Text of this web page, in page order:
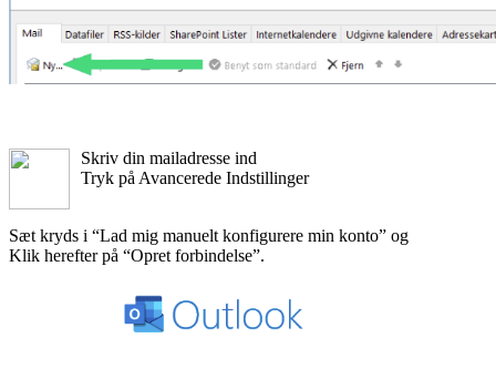
Skriv din mailadresse ind
Tryk på Avancerede Indstillinger
Sæt kryds i “Lad mig manuelt konfigurere min konto” og
Klik herefter på “Opret forbindelse”.